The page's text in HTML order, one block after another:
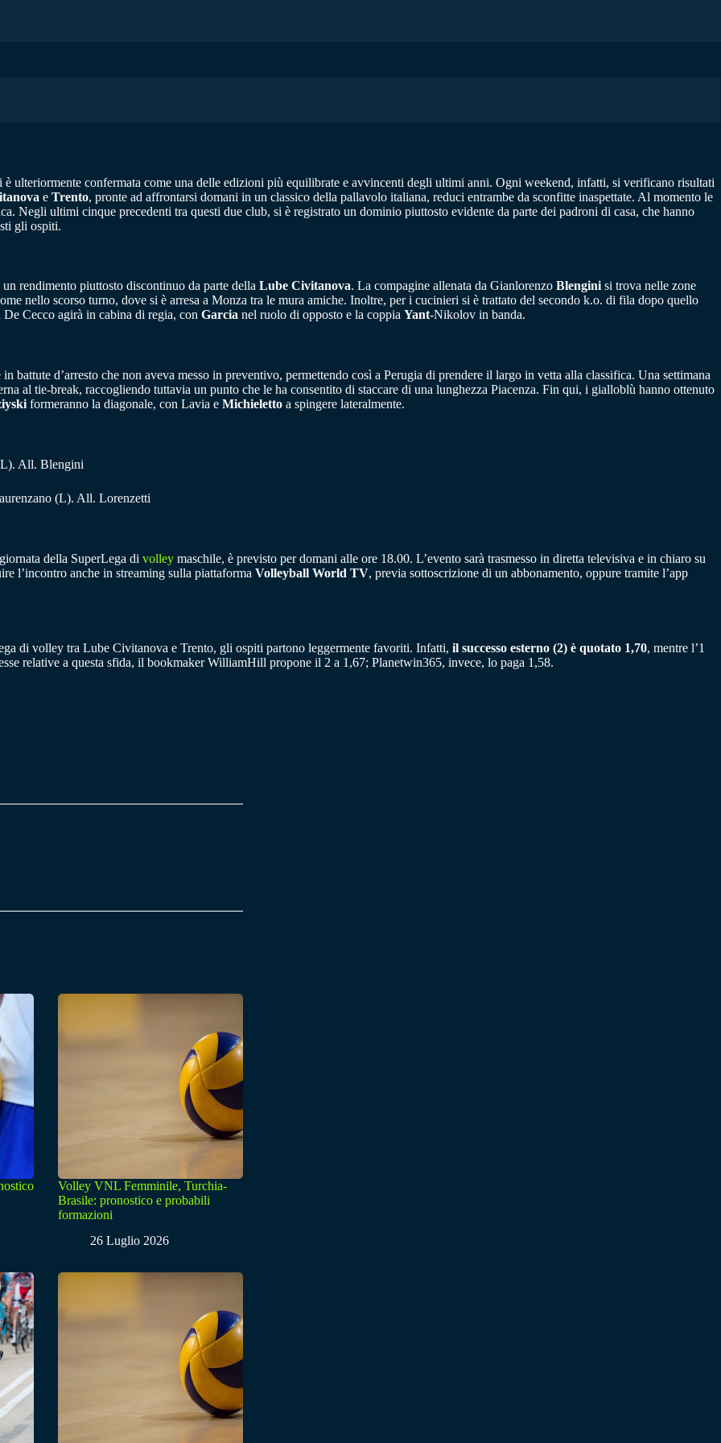
è ulteriormente confermata come una delle edizioni più equilibrate e avvincenti degli ultimi anni. Ogni weekend, infatti, si verificano risultati
e Trento, pronte ad affrontarsi domani in un classico della pallavolo italiana, reduci entrambe da sconfitte inaspettate. Al momento le
Negli ultimi cinque precedenti tra questi due club, si è registrato un dominio piuttosto evidente da parte dei padroni di casa, che hanno
gli ospiti.
rendimento piuttosto discontinuo da parte della Lube Civitanova. La compagine allenata da Gianlorenzo Blenginisi trova nelle zone
nello scorso turno, dove si è arresa a Monza tra le mura amiche. Inoltre, per i cucinieri si è trattato del secondo k.o. di fila dopo quello
Cecco agirà in cabina di regia, con Garcia nel ruolo di opposto e la coppia Yant-Nikolov in banda.
battute d’arresto che non aveva messo in preventivo, permettendo così a Perugia di prendere il largo in vetta alla classifica. Una settimana
al tie-break, raccogliendo tuttavia un punto che le ha consentito di staccare di una lunghezza Piacenza. Fin qui, i gialloblù hanno ottenuto
formeranno la diagonale, con Lavia e Michieletto a spingere lateralmente.
All. Blengini
(L). All. Lorenzetti
della SuperLega di volley maschile, è previsto per domani alle ore 18.00. L’evento sarà trasmesso in diretta televisiva e in chiaro su
l’incontro anche in streaming sulla piattaforma Volleyball World TV, previa sottoscrizione di un abbonamento, oppure tramite l’app
di volley tra Lube Civitanova e Trento, gli ospiti partono leggermente favoriti. Infatti, il successo esterno (2) è quotato 1,70, mentre l’1
relative a questa sfida, il bookmaker WilliamHill propone il 2 a 1,67; Planetwin365, invece, lo paga 1,58.
Volley VNL Femminile, Turchia-
Brasile: pronostico e probabili
formazioni
26 Luglio 2026